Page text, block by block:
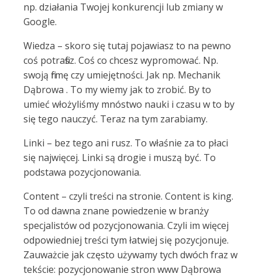
np. działania Twojej konkurencji lub zmiany w
Google.
Wiedza – skoro się tutaj pojawiasz to na pewno
coś potrafisz. Coś co chcesz wypromować. Np.
swoją firmę czy umiejętności. Jak np. Mechanik
Dąbrowa . To my wiemy jak to zrobić. By to
umieć włożyliśmy mnóstwo nauki i czasu w to by
się tego nauczyć. Teraz na tym zarabiamy.
Linki – bez tego ani rusz. To właśnie za to płaci
się najwięcej. Linki są drogie i muszą być. To
podstawa pozycjonowania.
Content – czyli treści na stronie. Content is king.
To od dawna znane powiedzenie w branży
specjalistów od pozycjonowania. Czyli im więcej
odpowiedniej treści tym łatwiej się pozycjonuje.
Zauważcie jak często używamy tych dwóch fraz w
tekście: pozycjonowanie stron www Dąbrowa